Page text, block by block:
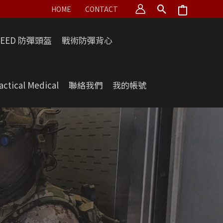
HOME CONTACT
防彈頭盔 戰術防彈背心
Medical 聯絡我們 我的帳號